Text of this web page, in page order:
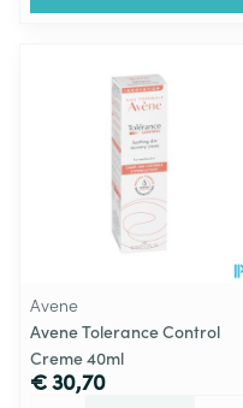
Avene
Avene Tolerance Control
Creme 40ml
€ 30,70